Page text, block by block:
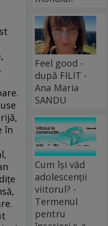
în
Feel good -
după FILIT -
Ana Maria
SANDU
Cum își văd
adolescenții
viitorul? -
Termenul
pentru